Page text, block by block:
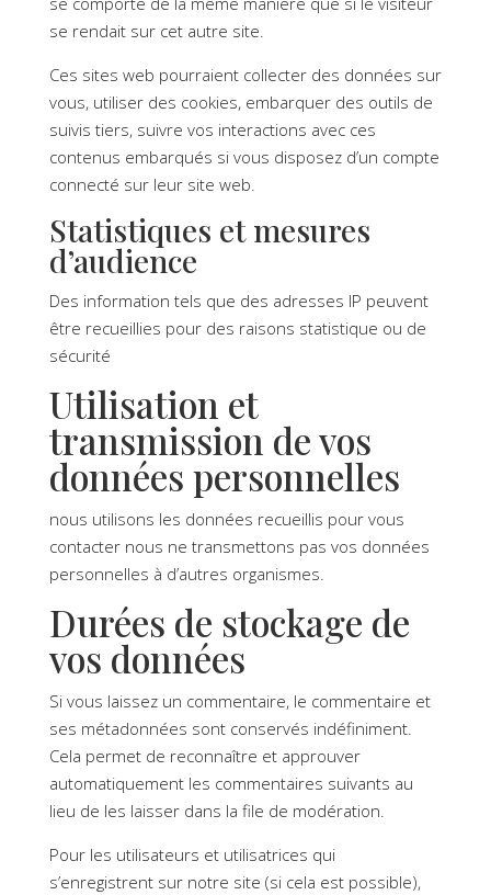
se rendait sur cet autre site.
Ces sites web pourraient collecter des données sur
vous, utiliser des cookies, embarquer des outils de
suivis tiers, suivre vos interactions avec ces
contenus embarqués si vous disposez d’un compte
connecté sur leur site web.
Statistiques et mesures
d’audience
Des information tels que des adresses IP peuvent
être recueillies pour des raisons statistique ou de
sécurité
Utilisation et
transmission de vos
données personnelles
nous utilisons les données recueillis pour vous
contacter nous ne transmettons pas vos données
personnelles à d’autres organismes.
Durées de stockage de
vos données
Si vous laissez un commentaire, le commentaire et
ses métadonnées sont conservés indéfiniment.
Cela permet de reconnaître et approuver
automatiquement les commentaires suivants au
lieu de les laisser dans la file de modération.
Pour les utilisateurs et utilisatrices qui
s’enregistrent sur notre site (si cela est possible),